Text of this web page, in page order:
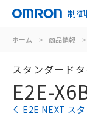
制
ホーム > 商品情報 >
スタンダード
E2E-
E2E NEXT ス